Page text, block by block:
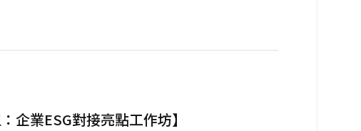
企業ESG對接亮點工作坊】